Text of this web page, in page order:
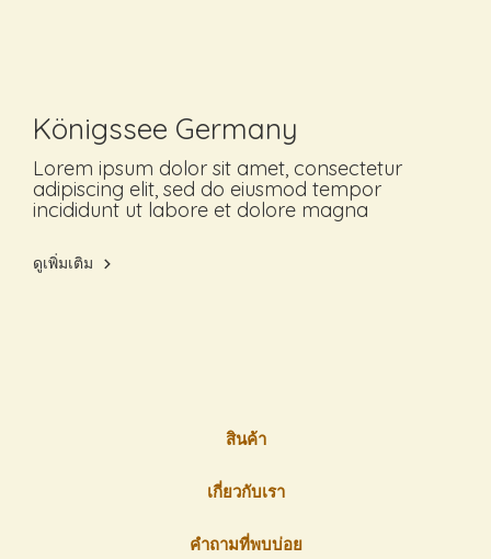
Königssee Germany
Lorem ipsum dolor sit amet, consectetur
adipiscing elit, sed do eiusmod tempor
incididunt ut labore et dolore magna
ดูเพิ่มเติม
สินค้า
เกี่ยวกับเรา
คำถามที่พบบ่อย